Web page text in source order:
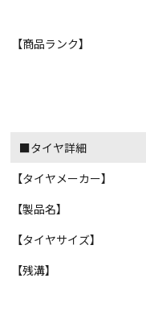
【商品ランク】
■タイヤ詳細
【タイヤメーカー】
【製品名】
【タイヤサイズ】
【残溝】